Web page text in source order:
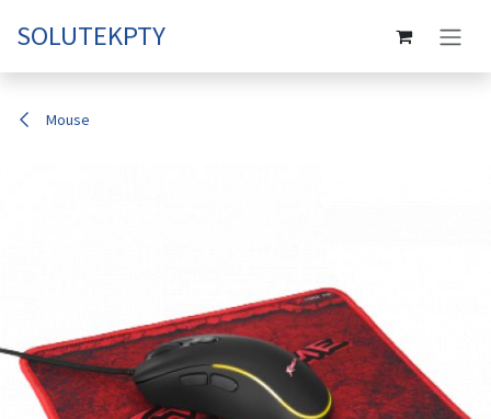
SOLUTEKPTY
Mouse